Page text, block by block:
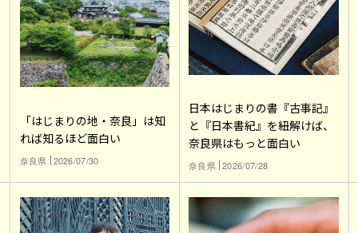
「はじまりの地・奈良」は知
れば知るほど面白い
奈良県 2026/07/30
日本はじまりの書『古事記』
と『日本書紀』を紐解けば、
奈良県はもっと面白い
奈良県 2026/07/28